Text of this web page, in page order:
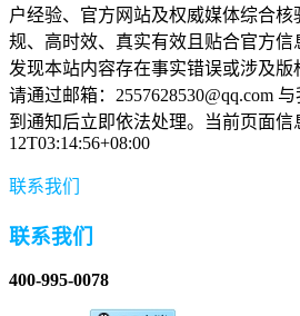
户经验、官方网站及权威媒体综合
规、高时效、真实有效且贴合官方
发现本站内容存在事实错误或涉及版
请通过邮箱：2557628530@qq.com
到通知后立即依法处理。当前页面信
12T03:14:56+08:00
联系我们
联系我们
400-995-0078